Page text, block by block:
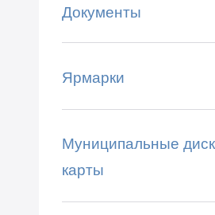
Документы
Ярмарки
Муниципальные
карты